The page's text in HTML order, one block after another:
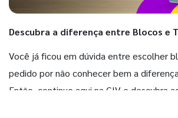
Descubra a diferença entre Blocos e
Você já ficou em dúvida entre escolher
pedido por não conhecer bem a
Então, continue aqui na GIV e descubra